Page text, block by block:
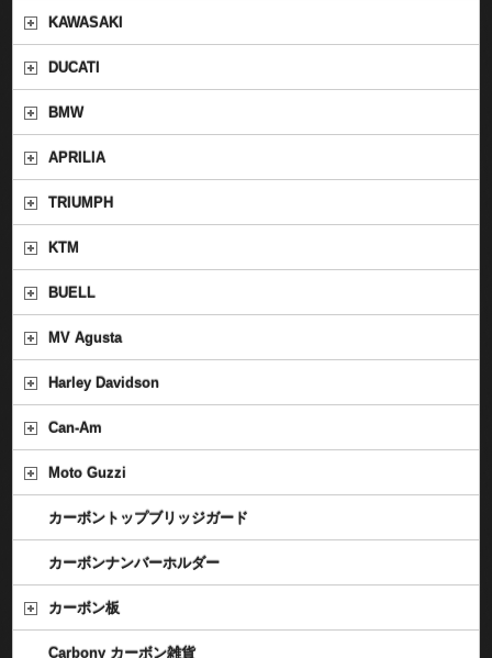
KAWASAKI
DUCATI
BMW
APRILIA
TRIUMPH
KTM
BUELL
MV Agusta
Harley Davidson
Can-Am
Moto Guzzi
カーボントップブリッジガード
カーボンナンバーホルダー
カーボン板
Carbony カーボン雑貨